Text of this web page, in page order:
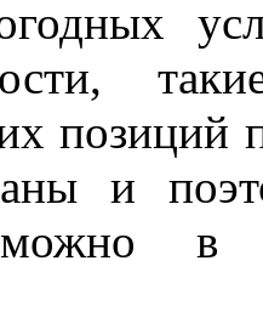
позиций
и
в